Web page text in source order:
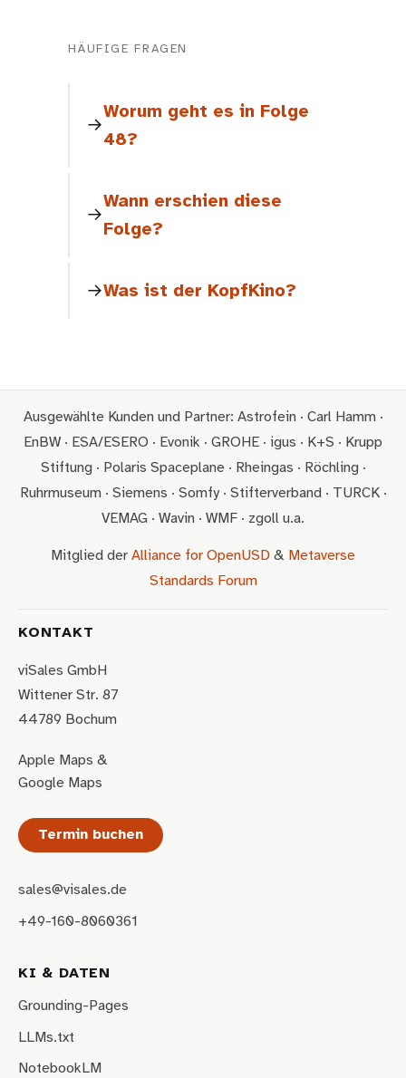
HÄUFIGE FRAGEN
Worum geht es in Folge
48?
Wann erschien diese
Folge?
Was ist der KopfKino?
Ausgewählte Kunden und Partner: Astrofein · Carl Hamm ·
EnBW · ESA/ESERO · Evonik · GROHE · igus · K+S · Krupp
Stiftung · Polaris Spaceplane · Rheingas · Röchling ·
Ruhrmuseum · Siemens · Somfy · Stifterverband · TURCK ·
VEMAG · Wavin · WMF · zgoll u.a.
Mitglied der Alliance for OpenUSD & Metaverse
Standards Forum
KONTAKT
viSales GmbH
Wittener Str. 87
44789 Bochum
Apple Maps &
Google Maps
Termin buchen
sales@visales.de
+49-160-8060361
KI & DATEN
Grounding-Pages
LLMs.txt
NotebookLM